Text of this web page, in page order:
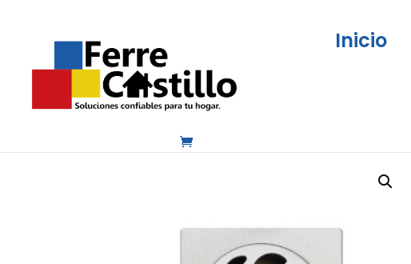
Inicio
Baño, cocina y aseo